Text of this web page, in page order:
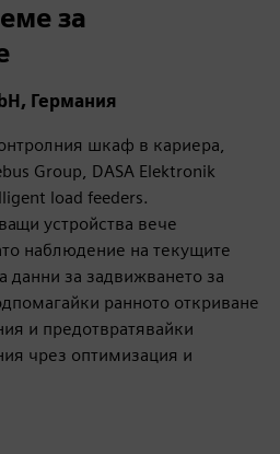
за
Германия
шкаф в кариера,
Group, DASA Elektronik
load feeders.
устройства вече
наблюдение на текущите
данни за задвижването за
ранното откриване
и предотвратявайки
чрез оптимизация и